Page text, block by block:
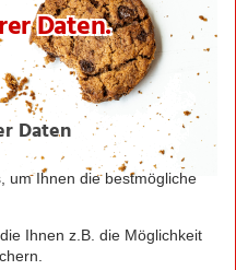
oben
Preise in
und